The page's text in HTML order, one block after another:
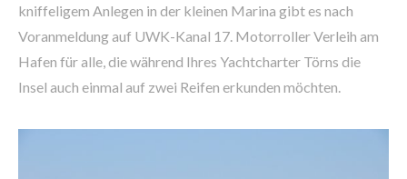
kniffeligem Anlegen in der kleinen Marina gibt es nach
Voranmeldung auf UWK-Kanal 17. Motorroller Verleih am
Hafen für alle, die während Ihres Yachtcharter Törns die
Insel auch einmal auf zwei Reifen erkunden möchten.